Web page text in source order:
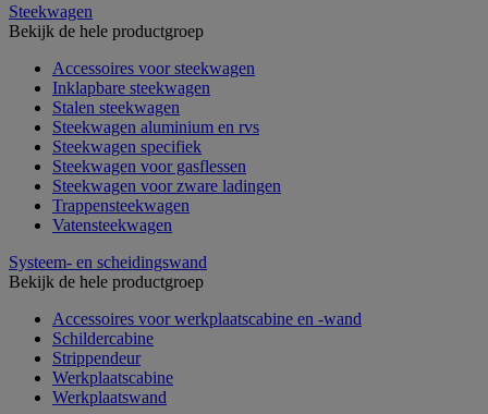
Steekwagen
Bekijk de hele productgroep
Accessoires voor steekwagen
Inklapbare steekwagen
Stalen steekwagen
Steekwagen aluminium en rvs
Steekwagen specifiek
Steekwagen voor gasflessen
Steekwagen voor zware ladingen
Trappensteekwagen
Vatensteekwagen
Systeem- en scheidingswand
Bekijk de hele productgroep
Accessoires voor werkplaatscabine en -wand
Schildercabine
Strippendeur
Werkplaatscabine
Werkplaatswand